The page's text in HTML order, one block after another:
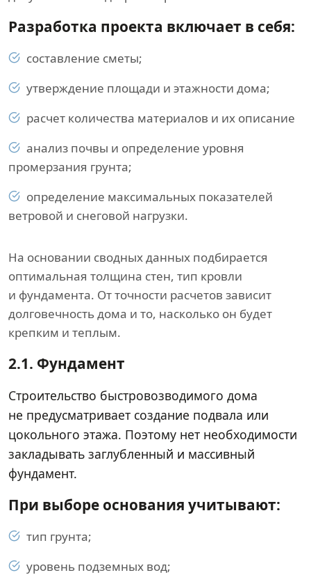
Разработка проекта включает в себя:
составление сметы;
утверждение площади и этажности дома;
расчет количества материалов и их описание
анализ почвы и определение уровня
промерзания грунта;
определение максимальных показателей
ветровой и снеговой нагрузки.
На основании сводных данных подбирается
оптимальная толщина стен, тип кровли
и фундамента. От точности расчетов зависит
долговечность дома и то, насколько он будет
крепким и теплым.
2.1. Фундамент
Строительство быстровозводимого дома
не предусматривает создание подвала или
цокольного этажа. Поэтому нет необходимости
закладывать заглубленный и массивный
фундамент.
При выборе основания учитывают:
тип грунта;
уровень подземных вод;